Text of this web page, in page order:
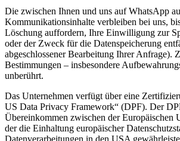
Die zwischen Ihnen und uns auf WhatsApp
Kommunikationsinhalte verbleiben bei uns,
Löschung auffordern, Ihre Einwilligung zur
oder der Zweck für die Datenspeicherung
abgeschlossener Bearbeitung Ihrer Anfrage).
Bestimmungen – insbesondere
unberührt.
Das Unternehmen verfügt über eine
US Data Privacy Framework“ (DPF). Der
Übereinkommen zwischen der Europäischen
der die Einhaltung europäischer
Datenverarbeitungen in den USA